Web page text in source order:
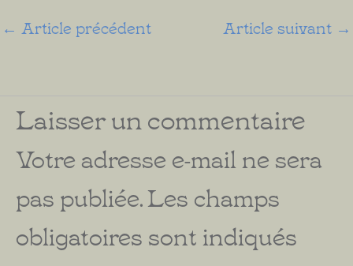
← Article précédent Article suivant →
Laisser un commentaire
Votre adresse e-mail ne sera
pas publiée.Les champs
obligatoires sont indiqués